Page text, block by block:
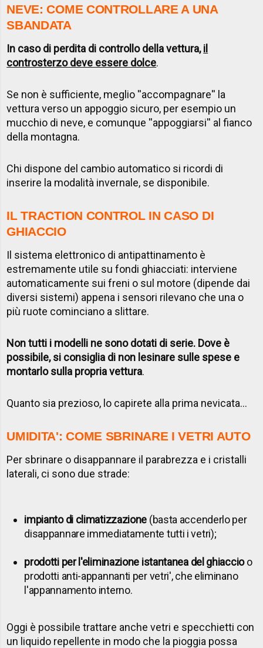
NEVE: COME CONTROLLARE A UNA
SBANDATA
In caso di perdita di controllo della vettura,il
controsterzo deve essere dolce.
Se non è sufficiente, meglio ''accompagnare'' la
vettura verso un appoggio sicuro, per esempio un
mucchio di neve, e comunque ''appoggiarsi'' al fianco
della montagna.
Chi dispone del cambio automatico si ricordi di
inserire la modalità invernale, se disponibile.
IL TRACTION CONTROL IN CASO DI
GHIACCIO
Il sistema elettronico di antipattinamento è
estremamente utile su fondi ghiacciati: interviene
automaticamente sui freni o sul motore (dipende dai
diversi sistemi) appena i sensori rilevano che una o
più ruote cominciano a slittare.
Non tutti i modelli ne sono dotati di serie. Dove è
possibile, si consiglia di non lesinare sulle spese e
montarlo sulla propria vettura.
Quanto sia prezioso, lo capirete alla prima nevicata...
UMIDITA': COME SBRINARE I VETRI AUTO
Per sbrinare o disappannare il parabrezza e i cristalli
laterali, ci sono due strade:
impianto di climatizzazione (basta accenderlo per
disappannare immediatamente tutti i vetri);
prodotti per l'eliminazione istantanea del ghiaccioo
prodotti anti-appannanti per vetri', che eliminano
l'appannamento interno.
Oggi è possibile trattare anche vetri e specchietti con
un liquido repellente in modo che la pioggia possa